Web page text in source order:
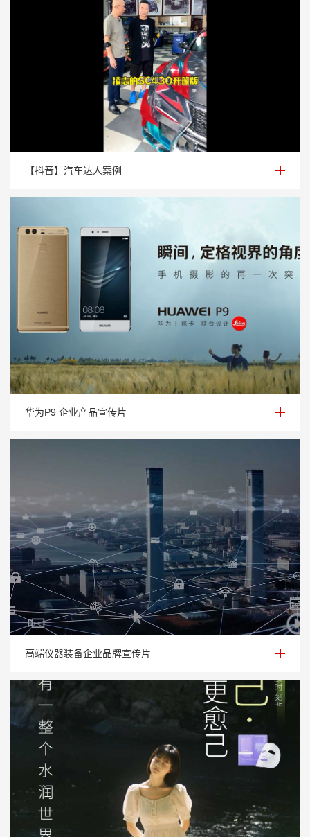
【抖音】汽车达人案例
【抖音】汽车达人案例
华为P9 企业产品宣传片
华为P9 企业产品宣传片
高端仪器装备企业品牌宣传片
高端仪器装备企业品牌宣传片